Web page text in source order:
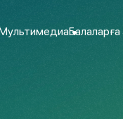
Балаларға